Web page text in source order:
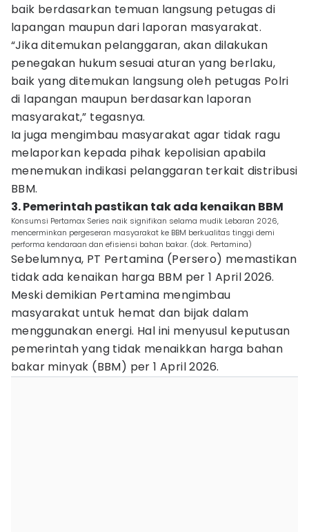
baik berdasarkan temuan langsung petugas di
lapangan maupun dari laporan masyarakat.
“Jika ditemukan pelanggaran, akan dilakukan
penegakan hukum sesuai aturan yang berlaku,
baik yang ditemukan langsung oleh petugas Polri
di lapangan maupun berdasarkan laporan
masyarakat,” tegasnya.
Ia juga mengimbau masyarakat agar tidak ragu
melaporkan kepada pihak kepolisian apabila
menemukan indikasi pelanggaran terkait distribusi
BBM.
3. Pemerintah pastikan tak ada kenaikan BBM
Konsumsi Pertamax Series naik signifikan selama mudik Lebaran 2026,
mencerminkan pergeseran masyarakat ke BBM berkualitas tinggi demi
performa kendaraan dan efisiensi bahan bakar. (dok. Pertamina)
Sebelumnya, PT Pertamina (Persero) memastikan
tidak ada kenaikan harga BBM per 1 April 2026.
Meski demikian Pertamina mengimbau
masyarakat untuk hemat dan bijak dalam
menggunakan energi. Hal ini menyusul keputusan
pemerintah yang tidak menaikkan harga bahan
bakar minyak (BBM) per 1 April 2026.